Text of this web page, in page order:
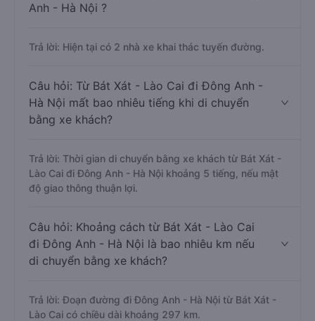
Anh - Hà Nội ?
Trả lời: Hiện tại có 2 nhà xe khai thác tuyến đường.
Câu hỏi: Từ Bát Xát - Lào Cai đi Đông Anh -
Hà Nội mất bao nhiêu tiếng khi di chuyển
bằng xe khách?
Trả lời: Thời gian di chuyển bằng xe khách từ Bát Xát -
Lào Cai đi Đông Anh - Hà Nội khoảng 5 tiếng, nếu mật
độ giao thông thuận lợi.
Câu hỏi: Khoảng cách từ Bát Xát - Lào Cai
đi Đông Anh - Hà Nội là bao nhiêu km nếu
di chuyển bằng xe khách?
Trả lời: Đoạn đường đi Đông Anh - Hà Nội từ Bát Xát -
Lào Cai có chiều dài khoảng 297 km.